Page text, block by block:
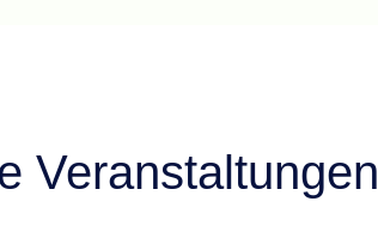
Veranstaltungen